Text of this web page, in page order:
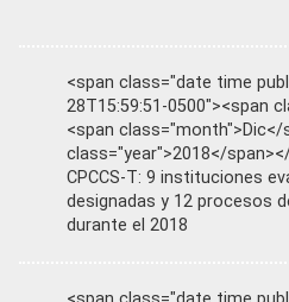
<span class="date time
28T15:59:51-0500"><span
<span class="month">Dic</
class="year">2018</
CPCCS-T: 9 instituciones
designadas y 12 procesos
durante el 2018